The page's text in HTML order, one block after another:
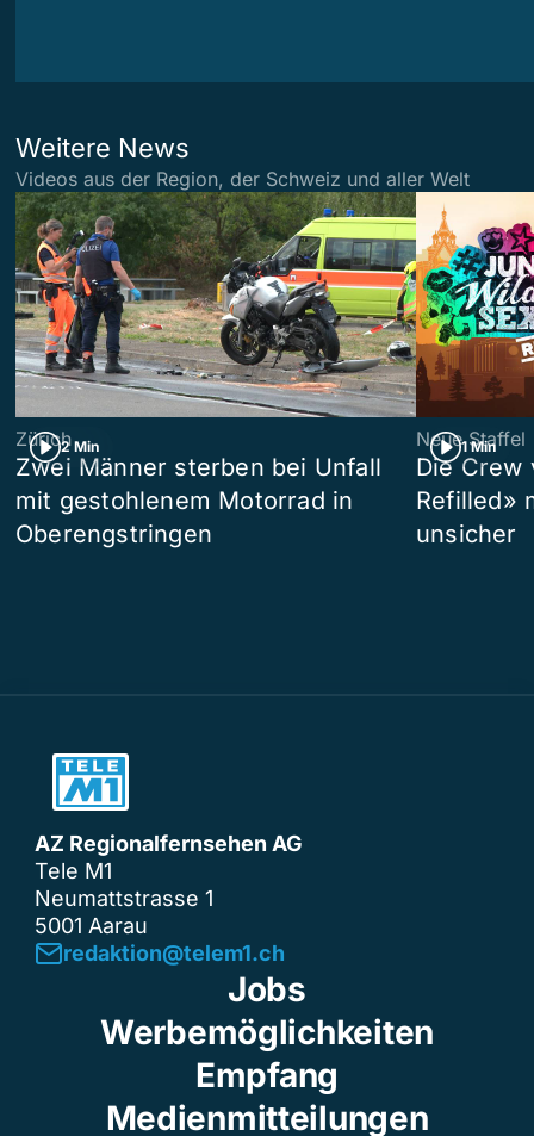
Weitere News
Videos aus der Region, der Schweiz und aller Welt
2 Min
Zürich
Zwei Männer sterben bei Unfall
mit gestohlenem Motorrad in
Oberengstringen
1 Min
Neue Staffel
Die Crew
Refilled»
unsicher
AZ Regionalfernsehen AG
Tele M1
Neumattstrasse 1
5001 Aarau
redaktion@telem1.ch
Jobs
Werbemöglichkeiten
Empfang
Medienmitteilungen